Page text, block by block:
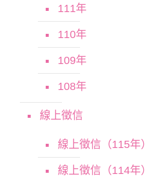
111年
110年
109年
108年
線上徵信
線上徵信（115年）
線上徵信（114年）